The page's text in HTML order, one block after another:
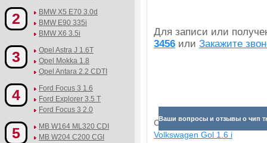
Для записи или
3456 или Закажите
Ваши вопросы и отзывы о чип
Смотрите прибавки для
Volkswagen Gol 1.6 i
2
BMW X5 E70 3.0d
BMW E90 335i
BMW X6 3.5i
3
Opel Astra J 1.6T
Opel Mokka 1.8
Opel Antara 2.2 CDTI
4
Ford Focus 3 1.6
Ford Explorer 3.5 T
Ford Focus 3 2.0
5
MB W164 ML320 CDI
MB W204 C200 CGI